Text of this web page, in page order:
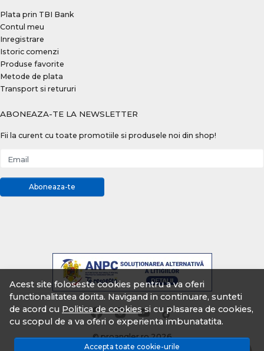
Acest site foloseste cookies pentru a va oferi
functionalitatea dorita. Navigand in continuare, sunteti
de acord cu Politica de cookiessi cu plasarea de cookies,
cu scopul de a va oferi o experienta imbunatatita.
Accepta toate cookie-urile
Plata prin TBI Bank
Contul meu
Inregistrare
Istoric comenzi
Produse favorite
Metode de plata
Transport si retururi
ABONEAZA-TE LA NEWSLETTER
Fii la curent cu toate promotiile si produsele noi din shop!
Email
Aboneaza-te
© proangler.ro 2026
Magazin online creat cu MerchantPro